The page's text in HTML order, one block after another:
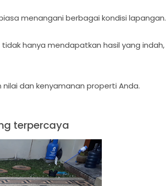
menangani berbagai kondisi lapangan.
hanya mendapatkan hasil yang indah,
dan kenyamanan properti Anda.
terpercaya